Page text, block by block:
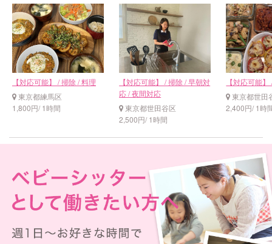
【対応可能】 / 掃除 / 料理
東京都練馬区
1,800円/ 1時間
【対応可能】 / 掃除 / 早朝対
応 / 夜間対応
東京都世田谷区
2,500円/ 1時間
【対応可能
東京都世田
2,400円/ 1時